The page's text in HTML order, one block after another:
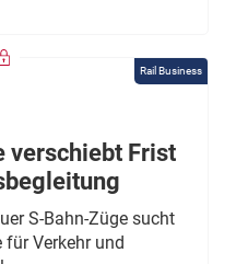
Rail Business
verschiebt Frist
S-Bahn-Züge sucht
Verkehr und